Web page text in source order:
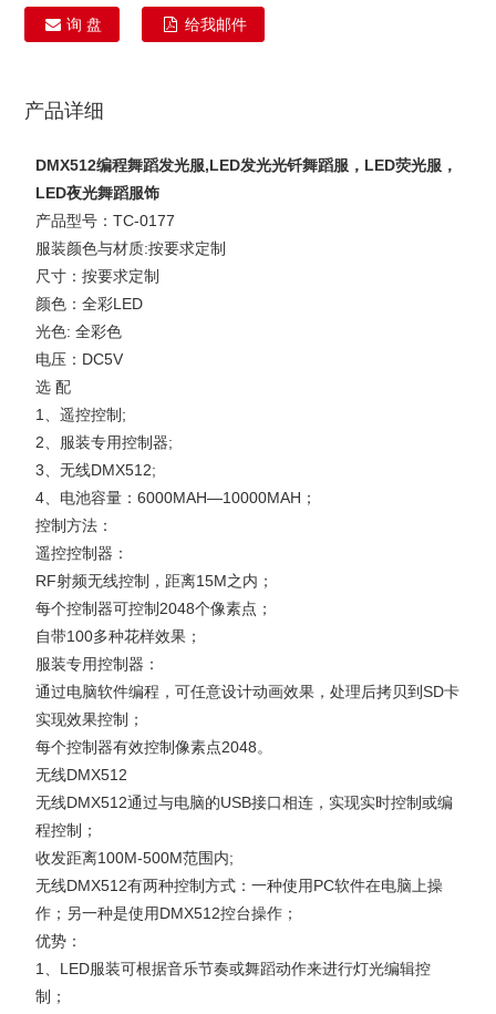
询 盘 给我邮件
产品详细
DMX512编程舞蹈发光服,LED发光光钎舞蹈服，LED荧光服，
LED夜光舞蹈服饰
产品型号：TC-0177
服装颜色与材质:按要求定制
尺寸：按要求定制
颜色：全彩LED
光色: 全彩色
电压：DC5V
选 配
1、遥控控制;
2、服装专用控制器;
3、无线DMX512;
4、电池容量：6000MAH—10000MAH；
控制方法：
遥控控制器：
RF射频无线控制，距离15M之内；
每个控制器可控制2048个像素点；
自带100多种花样效果；
服装专用控制器：
通过电脑软件编程，可任意设计动画效果，处理后拷贝到SD卡
实现效果控制；
每个控制器有效控制像素点2048。
无线DMX512
无线DMX512通过与电脑的USB接口相连，实现实时控制或编
程控制；
收发距离100M-500M范围内;
无线DMX512有两种控制方式：一种使用PC软件在电脑上操
作；另一种是使用DMX512控台操作；
优势：
1、LED服装可根据音乐节奏或舞蹈动作来进行灯光编辑控
制；